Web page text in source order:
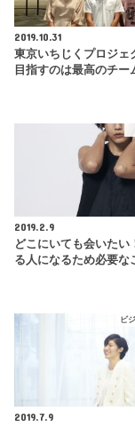
2019.10.31
東京いちじくプロジェ
目指すのは最高のチー
2019.2.9
どこにいても会いたい
る人になるため必要な
ビ
2019.7.9